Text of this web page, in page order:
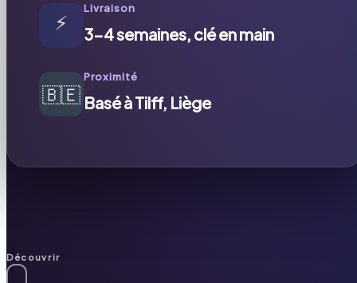
⚡
Livraison
3-4 semaines, clé en main
🇧🇪
Proximité
Basé à Tilff, Liège
Découvrir